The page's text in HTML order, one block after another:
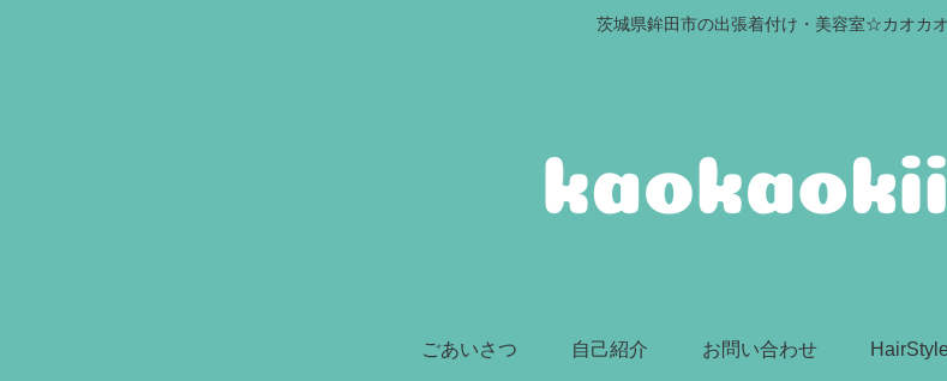
茨城県鉾田市の出張着付け・美容室☆カオカ
ごあいさつ 自己紹介 お問い合わせ